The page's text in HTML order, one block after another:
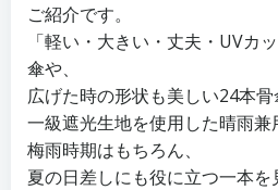
ご紹介です。
「軽い・大きい・丈夫・UVカ
傘や、
広げた時の形状も美しい24本骨
一級遮光生地を使用した晴雨兼
梅雨時期はもちろん、
夏の日差しにも役に立つ一本を